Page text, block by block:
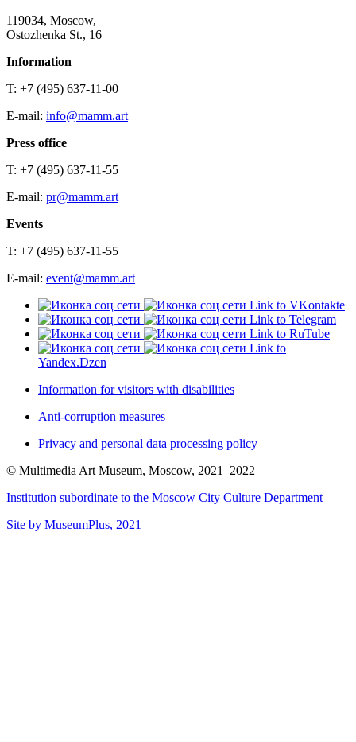
119034, Moscow,
Ostozhenka St., 16
Information
T: +7 (495) 637-11-00
E-mail: info@mamm.art
Press office
T: +7 (495) 637-11-55
E-mail: pr@mamm.art
Events
T: +7 (495) 637-11-55
E-mail: event@mamm.art
Link to VKontakte
Link to Telegram
Link to RuTube
Link to
Yandex.Dzen
Information for visitors with disabilities
Anti-corruption measures
Privacy and personal data processing policy
© Multimedia Art Museum, Moscow, 2021–2022
Institution subordinate to the Moscow City Culture Department
Site by MuseumPlus, 2021